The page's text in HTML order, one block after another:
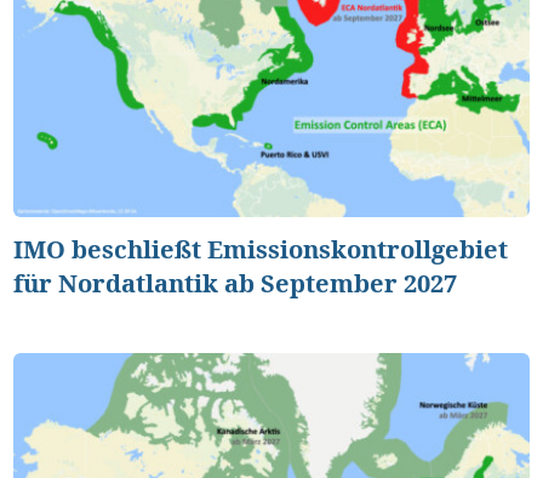
IMO beschließt Emissionskontrollgebiet
für Nordatlantik ab September 2027